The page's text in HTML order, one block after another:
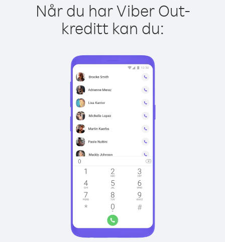
Når du har Viber Out-
kreditt kan du: